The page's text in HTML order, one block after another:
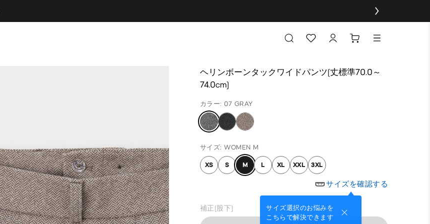
ヘリンボーンタックワイドパンツ(丈標準70.0～
74.0cm)
カラー: 07 GRAY
サイズ: WOMEN M
XS S M L XL XXL 3XL
サイズを確認する
サイズ選択のお悩みを
こちらで解決できます
補正(股下)